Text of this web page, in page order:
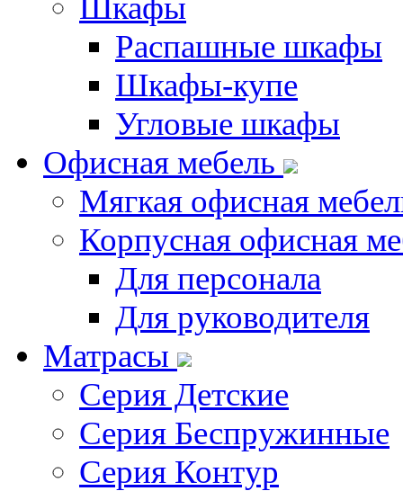
Шкафы
Распашные шкафы
Шкафы-купе
Угловые шкафы
Офисная мебель
Мягкая офисная
Корпусная офисная
Для персонала
Для руководителя
Матрасы
Серия Детские
Серия Беспружинные
Серия Контур